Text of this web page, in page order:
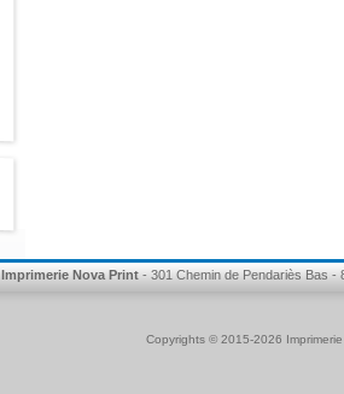
Imprimerie Nova Print - 301 Chemin de Pendariès Bas -
Copyrights © 2015-2026